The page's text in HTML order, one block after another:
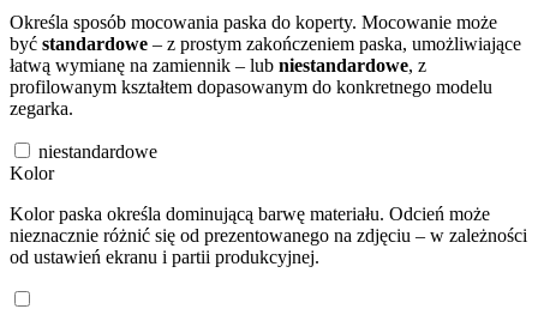
Określa sposób mocowania paska do koperty. Mocowanie może
być standardowe – z prostym zakończeniem paska, umożliwiające
łatwą wymianę na zamiennik – lub niestandardowe, z
profilowanym kształtem dopasowanym do konkretnego modelu
zegarka.
niestandardowe
Kolor
Kolor paska określa dominującą barwę materiału. Odcień może
nieznacznie różnić się od prezentowanego na zdjęciu – w zależności
od ustawień ekranu i partii produkcyjnej.